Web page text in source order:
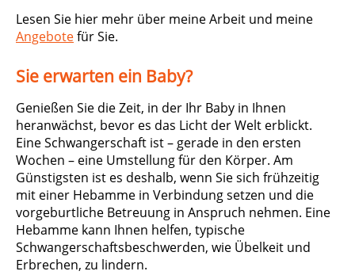
Lesen Sie hier mehr über meine Arbeit und meine
Angebotefür Sie.
Sie erwarten ein Baby?
Genießen Sie die Zeit, in der Ihr Baby in Ihnen
heranwächst, bevor es das Licht der Welt erblickt.
Eine Schwangerschaft ist – gerade in den ersten
Wochen – eine Umstellung für den Körper. Am
Günstigsten ist es deshalb, wenn Sie sich frühzeitig
mit einer Hebamme in Verbindung setzen und die
vorgeburtliche Betreuung in Anspruch nehmen. Eine
Hebamme kann Ihnen helfen, typische
Schwangerschaftsbeschwerden, wie Übelkeit und
Erbrechen, zu lindern.